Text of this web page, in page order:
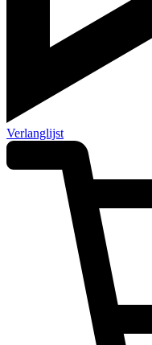
Verlanglijst